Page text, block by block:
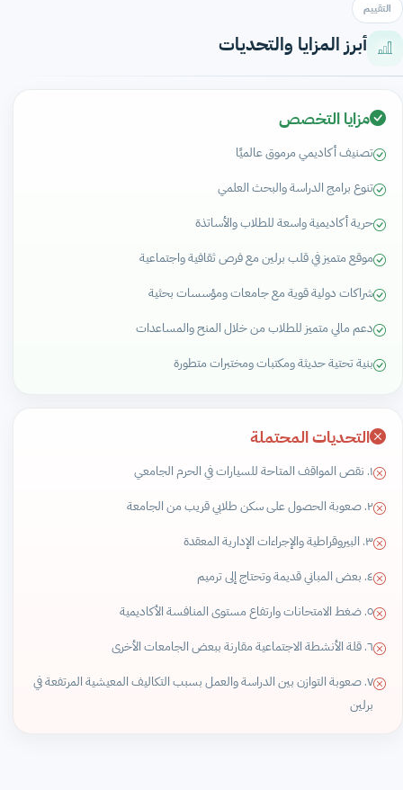
التقييم
أبرز المزايا والتحديات
مزايا التخصص
تصنيف أكاديمي مرموق عالميًا
تنوع برامج الدراسة والبحث العلمي
حرية أكاديمية واسعة للطلاب والأساتذة
موقع متميز في قلب برلين مع فرص ثقافية واجتماعية
شراكات دولية قوية مع جامعات ومؤسسات بحثية
دعم مالي متميز للطلاب من خلال المنح والمساعدات
بنية تحتية حديثة ومكتبات ومختبرات متطورة
التحديات المحتملة
١. نقص المواقف المتاحة للسيارات في الحرم الجامعي
٢. صعوبة الحصول على سكن طلابي قريب من الجامعة
٣. البيروقراطية والإجراءات الإدارية المعقدة
٤. بعض المباني قديمة وتحتاج إلى ترميم
٥. ضغط الامتحانات وارتفاع مستوى المنافسة الأكاديمية
٦. قلة الأنشطة الاجتماعية مقارنة ببعض الجامعات الأخرى
٧. صعوبة التوازن بين الدراسة والعمل بسبب التكاليف المعيشية المرتفعة في
برلين